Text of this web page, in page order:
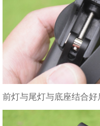
前灯与尾灯与底座结合好